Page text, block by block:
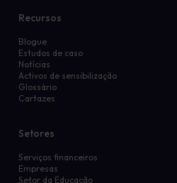
Recursos
Blogue
Estudos de caso
Notícias
Activos de sensibilização
Glossário
Cartazes
Setores
Serviços financeiros
Empresas
Setor da Educação